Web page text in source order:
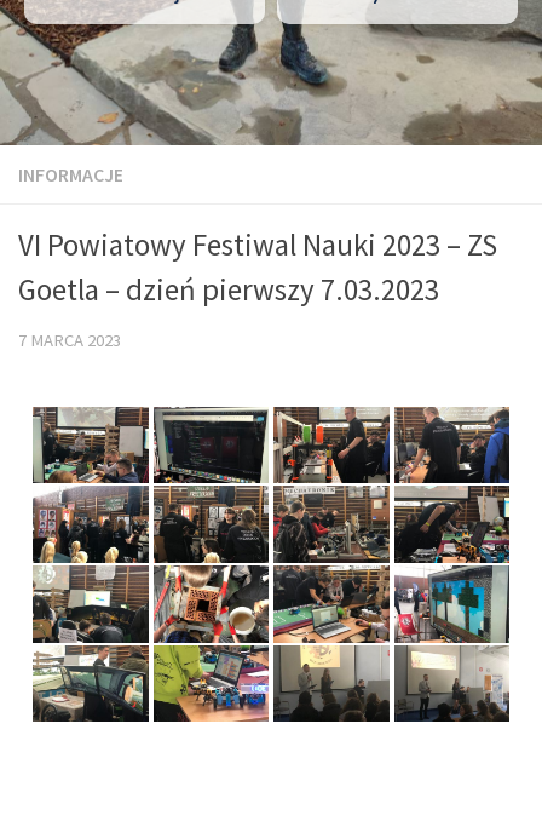
INFORMACJE
VI Powiatowy Festiwal Nauki 2023 – ZS
Goetla – dzień pierwszy 7.03.2023
7 MARCA 2023